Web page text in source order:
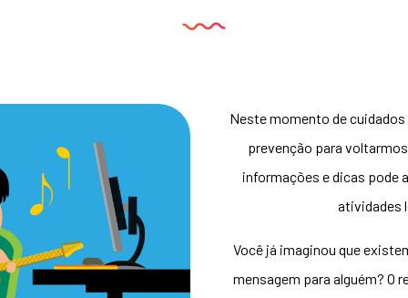
Neste momento de
prevenção para
informações e dicas pode
atividades
Você já imaginou que
mensagem para alguém? O